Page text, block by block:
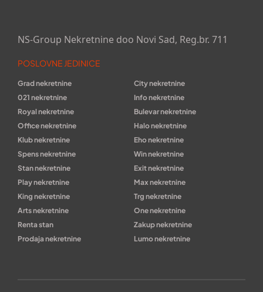
NS-Group Nekretnine doo Novi Sad, Reg.br. 711
POSLOVNE JEDINICE
Grad nekretnine
City nekretnine
021 nekretnine
Info nekretnine
Royal nekretnine
Bulevar nekretnine
Office nekretnine
Halo nekretnine
Klub nekretnine
Eho nekretnine
Spens nekretnine
Win nekretnine
Stan nekretnine
Exit nekretnine
Play nekretnine
Max nekretnine
King nekretnine
Trg nekretnine
Arts nekretnine
One nekretnine
Renta stan
Zakup nekretnine
Prodaja nekretnine
Lumo nekretnine